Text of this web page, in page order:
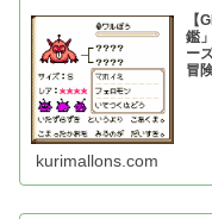
【
鑑
ー
冒険
kurimallons.com